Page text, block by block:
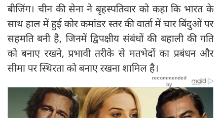
बीजिंग। चीन की सेना ने बृहस्पतिवार को कहा कि भारत के
साथ हाल में हुई कोर कमांडर स्तर की वार्ता में चार बिंदुओं पर
सहमति बनी है, जिनमें द्विपक्षीय संबंधों की बहाली की गति
को बनाए रखने, प्रभावी तरीके से मतभेदों का प्रबंधन और
सीमा पर स्थिरता को बनाए रखना शामिल है।